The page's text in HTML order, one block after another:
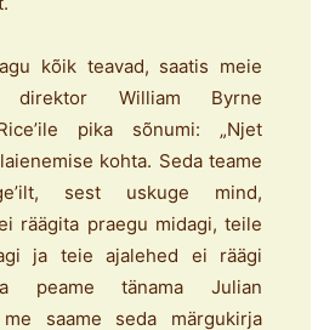
kõik teavad, saatis meie
William Byrne
pika sõnumi: „Njet
kohta. Seda teame
sest uskuge mind,
räägita praegu midagi, teile
ja teie ajalehed ei räägi
peame tänama Julian
me saame seda märgukirja